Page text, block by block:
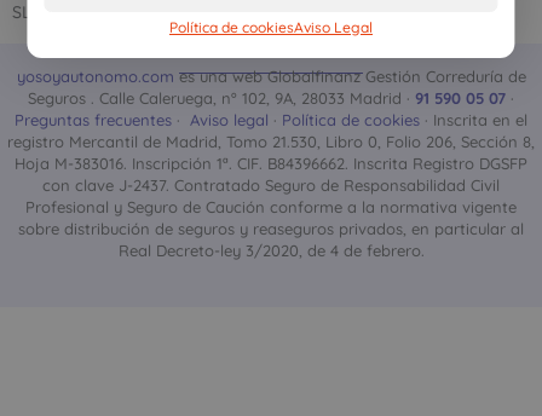
Política de cookiesAviso Legal
SL.
yosoyautonomo.com es una web Globalfinanz Gestión Correduría de
Seguros . Calle Caleruega, nº 102, 9A, 28033 Madrid · 91 590 05 07 ·
Preguntas frecuentes · Aviso legal · Política de cookies · Inscrita en el
registro Mercantil de Madrid, Tomo 21.530, Libro 0, Folio 206, Sección 8,
Hoja M-383016. Inscripción 1ª. CIF. B84396662. Inscrita Registro DGSFP
con clave J-2437. Contratado Seguro de Responsabilidad Civil
Profesional y Seguro de Caución conforme a la normativa vigente
sobre distribución de seguros y reaseguros privados, en particular al
Real Decreto-ley 3/2020, de 4 de febrero.